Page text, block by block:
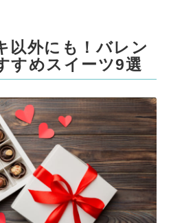
以外にも！バレン
すめスイーツ9選